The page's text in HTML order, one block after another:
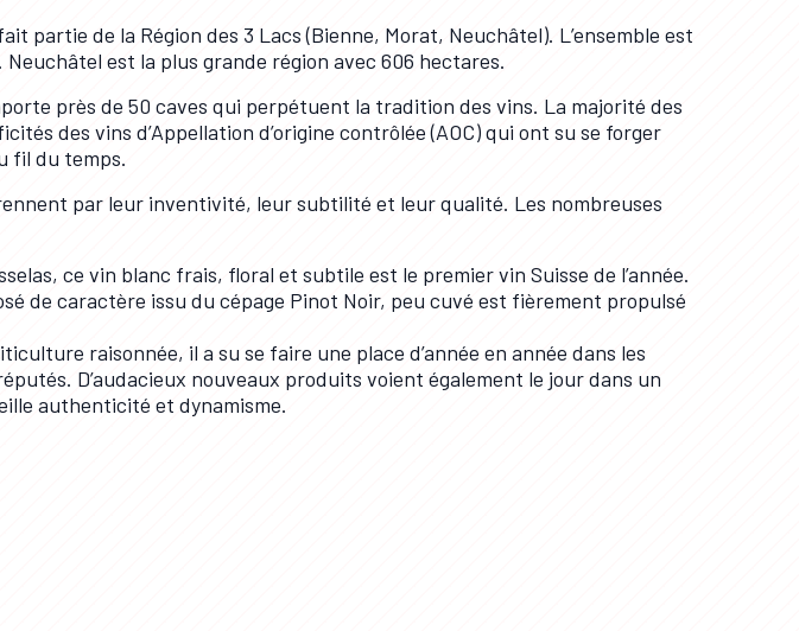
partie de la Région des 3 Lacs (Bienne, Morat, Neuchâtel). L’ensemble est
est la plus grande région avec 606 hectares.
près de 50 caves qui perpétuent la tradition des vins. La majorité des
des vins d’Appellation d’origine contrôlée (AOC) qui ont su se forger
fil du temps.
par leur inventivité, leur subtilité et leur qualité. Les nombreuses
ce vin blanc frais, floral et subtile est le premier vin Suisse de l’année.
de caractère issu du cépage Pinot Noir, peu cuvé est fièrement propulsé
raisonnée, il a su se faire une place d’année en année dans les
D’audacieux nouveaux produits voient également le jour dans un
authenticité et dynamisme.